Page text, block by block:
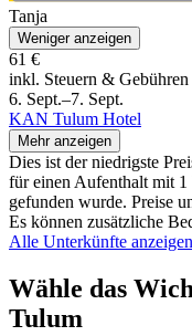
Tanja
Weniger anzeigen
61 €
inkl. Steuern & Gebühren
6. Sept.–7. Sept.
KAN Tulum Hotel
Mehr anzeigen
Dies ist der niedrigste
für einen Aufenthalt mit
gefunden wurde. Preise
Es können zusätzliche
Alle Unterkünfte anzeigen
Wähle das
Tulum